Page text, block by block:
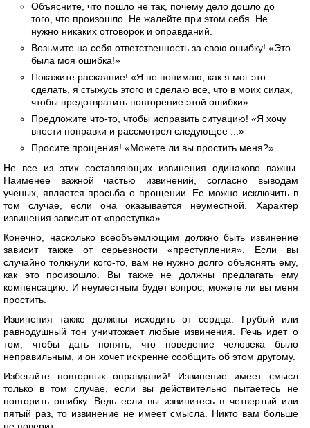
Объясните, что пошло не так, почему дело дошло до
того, что произошло. Не жалейте при этом себя. Не
нужно никаких отговорок и оправданий.
Возьмите на себя ответственность за свою ошибку! «Это
была моя ошибка!»
Покажите раскаяние! «Я не понимаю, как я мог это
сделать, я стыжусь этого и сделаю все, что в моих силах,
чтобы предотвратить повторение этой ошибки».
Предложите что-то, чтобы исправить ситуацию! «Я хочу
внести поправки и рассмотрел следующее ...»
Просите прощения! «Можете ли вы простить меня?»
Не все из этих составляющих извинения одинаково важны.
Наименее важной частью извинений, согласно выводам
ученых, является просьба о прощении. Ее можно исключить в
том случае, если она оказывается неуместной. Характер
извинения зависит от «проступка».
Конечно, насколько всеобъемлющим должно быть извинение
зависит также от серьезности «преступления». Если вы
случайно толкнули кого-то, вам не нужно долго объяснять ему,
как это произошло. Вы также не должны предлагать ему
компенсацию. И неуместным будет вопрос, можете ли вы меня
простить.
Извинения также должны исходить от сердца. Грубый или
равнодушный тон уничтожает любые извинения. Речь идет о
том, чтобы дать понять, что поведение человека было
неправильным, и он хочет искренне сообщить об этом другому.
Избегайте повторных оправданий! Извинение имеет смысл
только в том случае, если вы действительно пытаетесь не
повторить ошибку. Ведь если вы извинитесь в четвертый или
пятый раз, то извинение не имеет смысла. Никто вам больше